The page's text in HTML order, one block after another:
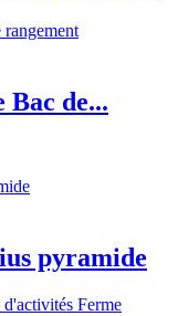
de...
pyramide